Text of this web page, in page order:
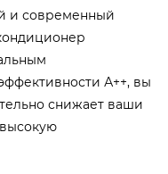
и современный
А++, вы
снижает ваши